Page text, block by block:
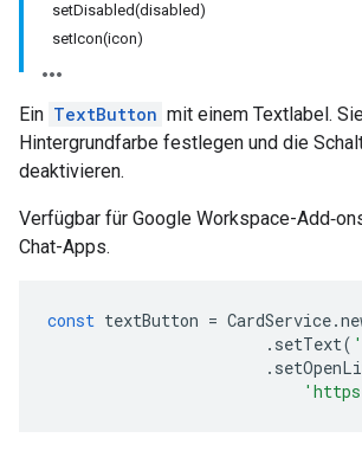
setDisabled(disabled)
setIcon(icon)
Ein TextButton mit einem Textlabel.
Hintergrundfarbe festlegen und die
deaktivieren.
Verfügbar für Google Workspace-
Chat-Apps.
const textButton = CardService.
. setText(
.